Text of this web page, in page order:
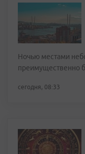
Ночью местами
преимущественно
сегодня, 08:33